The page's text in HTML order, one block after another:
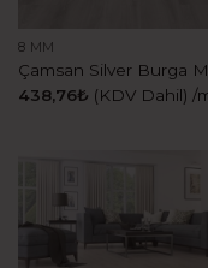
8 MM
Çamsan Silver Burga
438,76₺ (KDV Dahil) /